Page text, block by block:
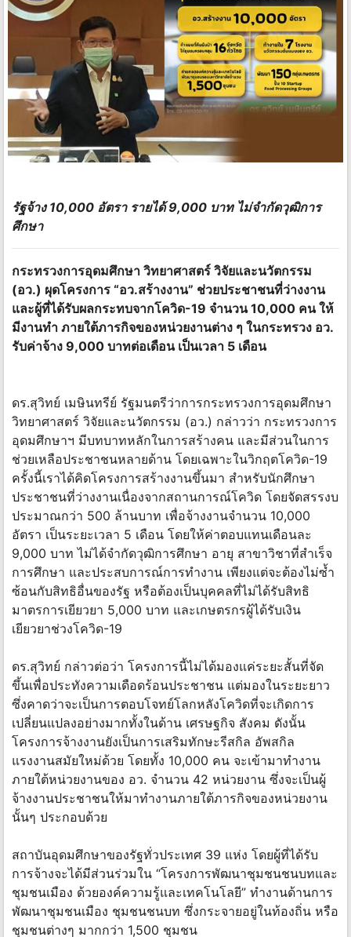
รัฐจ้าง 10,000 อัตรา รายได้ 9,000 บาท ไม่จำกัดวุฒิการ
ศึกษา
กระทรวงการอุดมศึกษา วิทยาศาสตร์ วิจัยและนวัตกรรม
(อว.) ผุดโครงการ “อว.สร้างงาน” ช่วยประชาชนที่ว่างงาน
และผู้ที่ได้รับผลกระทบจากโควิด-19 จำนวน 10,000 คน ให้
มีงานทํา ภายใต้ภารกิจของหน่วยงานต่าง ๆ ในกระทรวง อว.
รับค่าจ้าง 9,000 บาทต่อเดือน เป็นเวลา 5 เดือน
​ดร.สุวิทย์ เมษินทรีย์ รัฐมนตรีว่าการกระทรวงการอุดมศึกษา
วิทยาศาสตร์ วิจัยและนวัตกรรม (อว.) กล่าวว่า กระทรวงการ
อุดมศึกษาฯ มีบทบาทหลักในการสร้างคน และมีส่วนในการ
ช่วยเหลือประชาชนหลายด้าน โดยเฉพาะในวิกฤตโควิด-19
ครั้งนี้เราได้คิดโครงการสร้างงานขึ้นมา สำหรับนักศึกษา
ประชาชนที่ว่างงานเนื่องจากสถานการณ์โควิด โดยจัดสรรงบ
ประมาณกว่า 500 ล้านบาท เพื่อจ้างงานจำนวน 10,000
อัตรา เป็นระยะเวลา 5 เดือน โดยให้ค่าตอบแทนเดือนละ
9,000 บาท ไม่ได้จำกัดวุฒิการศึกษา อายุ สาขาวิชาที่สำเร็จ
การศึกษา และประสบการณ์การทำงาน เพียงแต่จะต้องไม่ซ้ำ
ซ้อนกับสิทธิอื่นของรัฐ หรือต้องเป็นบุคคลที่ไม่ได้รับสิทธิ
มาตรการเยียวยา 5,000 บาท และเกษตรกรผู้ได้รับเงิน
เยียวยาช่วงโควิด-19
ดร.สุวิทย์ กล่าวต่อว่า โครงการนี้ไม่ได้มองแค่ระยะสั้นที่จัด
ขึ้นเพื่อประทังความเดือดร้อนประชาชน แต่มองในระยะยาว
ซึ่งคาดว่าจะเป็นการตอบโจทย์โลกหลังโควิดที่จะเกิดการ
เปลี่ยนแปลงอย่างมากทั้งในด้าน เศรษฐกิจ สังคม ดังนั้น
โครงการจ้างงานยังเป็นการเสริมทักษะรีสกิล อัพสกิล
แรงงานสมัยใหม่ด้วย โดยทั้ง 10,000 คน จะเข้ามาทำงาน
ภายใต้หน่วยงานของ อว. จำนวน 42 หน่วยงาน ซึ่งจะเป็นผู้
จ้างงานประชาชนให้มาทำงานภายใต้ภารกิจของหน่วยงาน
นั้นๆ ประกอบด้วย
สถาบันอุดมศึกษาของรัฐทั่วประเทศ 39 แห่ง โดยผู้ที่ได้รับ
การจ้างจะได้มีส่วนร่วมใน “โครงการพัฒนาชุมชนชนบทและ
ชุมชนเมือง ด้วยองค์ความรู้และเทคโนโลยี” ทำงานด้านการ
พัฒนาชุมชนเมือง ชุมชนชนบท ซึ่งกระจายอยู่ในท้องถิ่น หรือ
ชุมชนต่างๆ มากกว่า 1,500 ชุมชน